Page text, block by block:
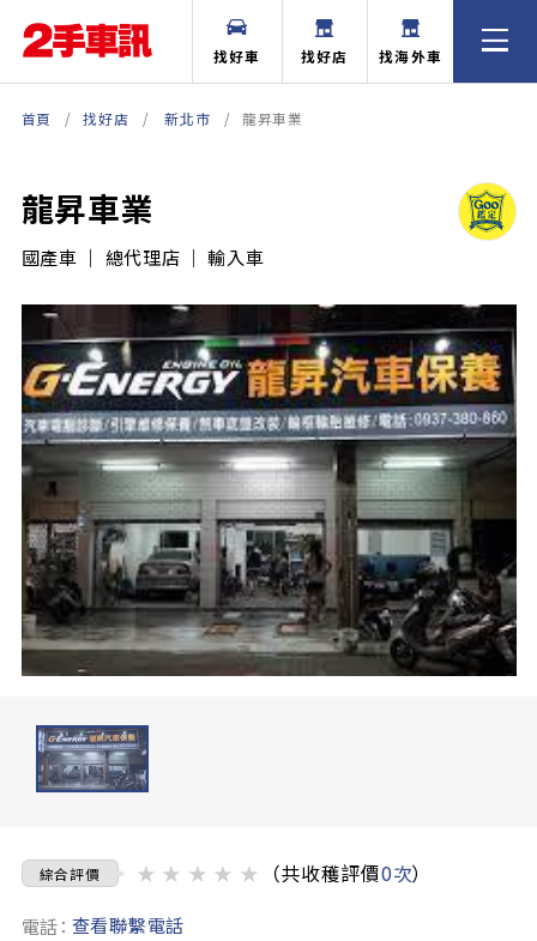
找好車 找好店 找海外車
首頁 找好店 新北市 龍昇車業
龍昇車業
國產車 ｜ 總代理店 ｜ 輸入車
綜合評價 ★ ★ ★ ★ ★ （共收穫評價0次）
電話： 查看聯繫電話